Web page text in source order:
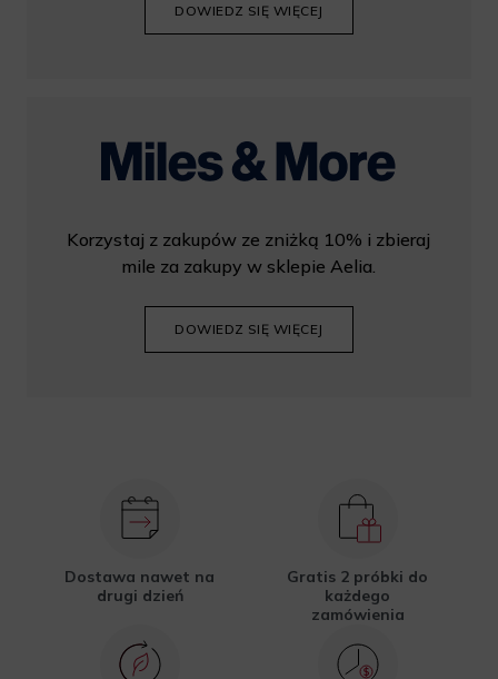
DOWIEDZ SIĘ WIĘCEJ
Korzystaj z zakupów ze zniżką 10% i zbieraj
mile za zakupy w sklepie Aelia.
DOWIEDZ SIĘ WIĘCEJ
Dostawa nawet na
drugi dzień
Gratis 2 próbki do
każdego
zamówienia